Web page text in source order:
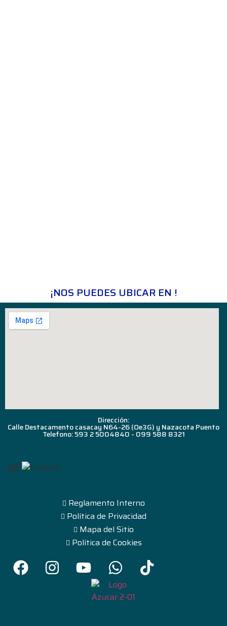
¡NOS PUEDES UBICAR EN !
Dirección:
Calle Destacamento casacay N64-26 (Oe3G) y Nazacota Puento
Telefono: 593 2 5004840 - 099 588 8321
Reglamento Interno
Política de Privacidad
Mapa del Sitio
Política de Cookies